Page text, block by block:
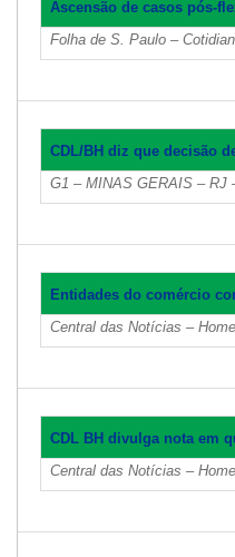
Ascensão de casos pós-
Folha de S. Paulo –
CDL/BH diz que decisão
G1 – MINAS GERAIS – RJ
Entidades do comércio
Central das Notícias –
CDL BH divulga nota em
Central das Notícias –